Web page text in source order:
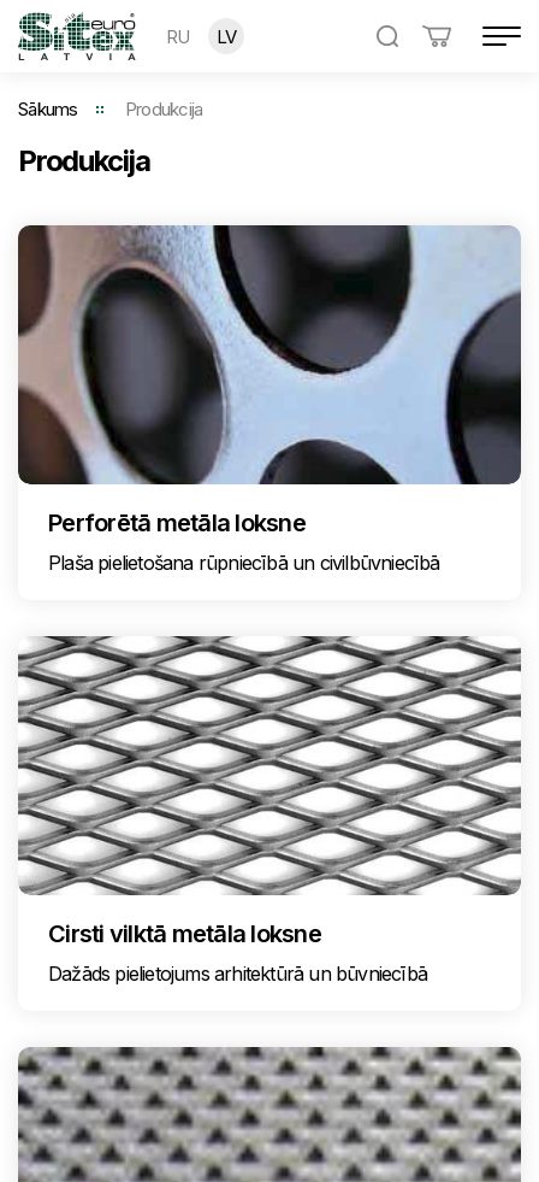
RU LV
Sākums Produkcija
Produkcija
Perforētā metāla loksne
Plaša pielietošana rūpniecībā un civilbūvniecībā
Cirsti vilktā metāla loksne
Dažāds pielietojums arhitektūrā un būvniecībā